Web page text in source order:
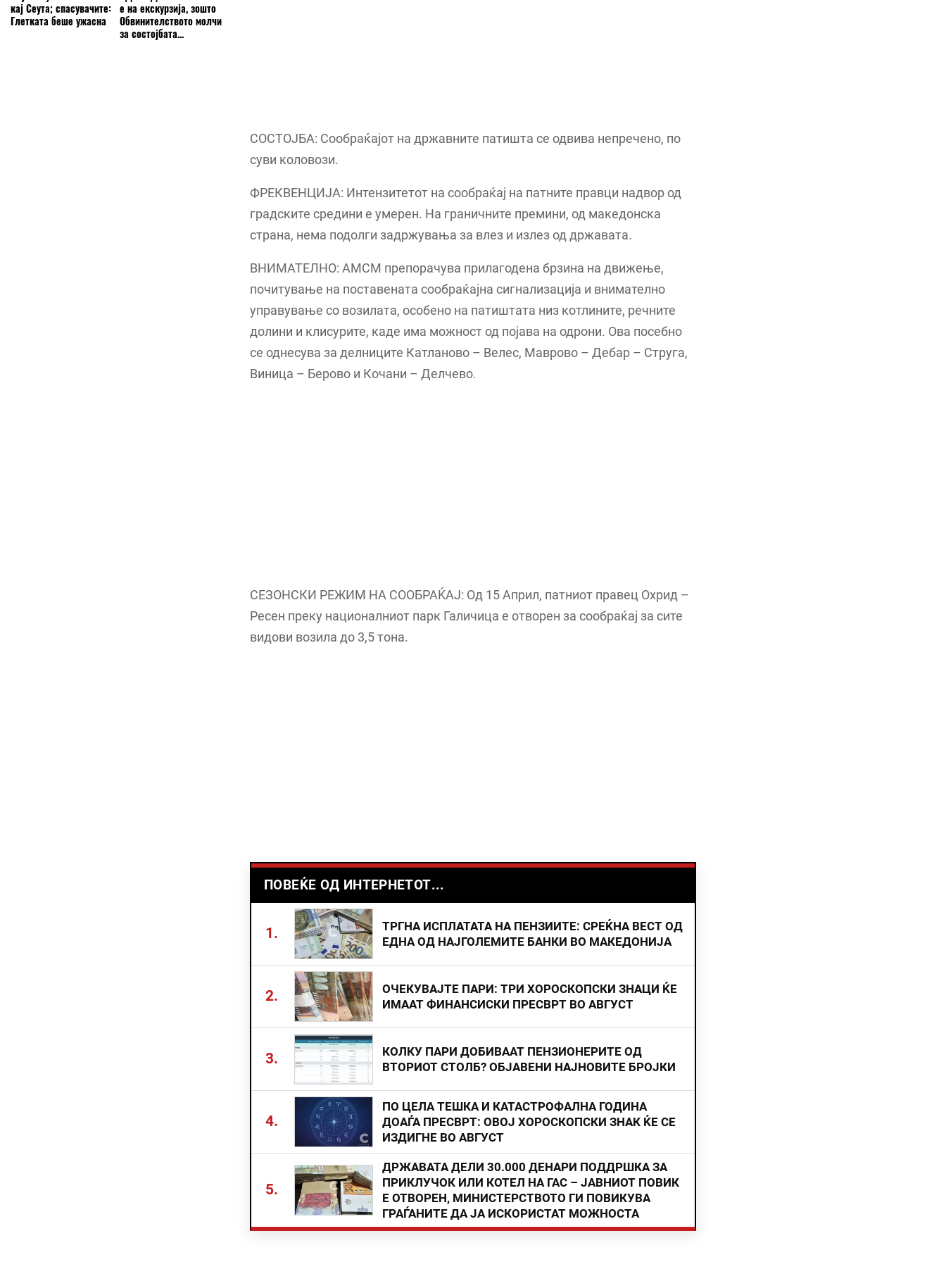
СОСТОЈБА: Сообраќајот на државните патишта се одвива непречено, по
суви коловози.
ФРЕКВЕНЦИЈА: Интензитетот на сообраќај на патните правци надвор од
градските средини е умерен. На граничните премини, од македонска
страна, нема подолги задржувања за влез и излез од државата.
ВНИМАТЕЛНО: АМСМ препорачува прилагодена брзина на движење,
почитување на поставената сообраќајна сигнализација и внимателно
управување со возилата, особено на патиштата низ котлините, речните
долини и клисурите, каде има можност од појава на одрони. Ова посебно
се однесува за делниците Катланово – Велес, Маврово – Дебар – Струга,
Виница – Берово и Кочани – Делчево.
СЕЗОНСКИ РЕЖИМ НА СООБРАЌАЈ: Од 15 Април, патниот правец Охрид –
Ресен преку националниот парк Галичица е отворен за сообраќај за сите
видови возила до 3,5 тона.
ПОВЕЌЕ ОД ИНТЕРНЕТОТ...
1.
ТРГНА ИСПЛАТАТА НА ПЕНЗИИТЕ: СРЕЌНА ВЕСТ ОД
ЕДНА ОД НАЈГОЛЕМИТЕ БАНКИ ВО МАКЕДОНИЈА
2.
ОЧЕКУВАЈТЕ ПАРИ: ТРИ ХОРОСКОПСКИ ЗНАЦИ ЌЕ
ИМААТ ФИНАНСИСКИ ПРЕСВРТ ВО АВГУСТ
3.
КОЛКУ ПАРИ ДОБИВААТ ПЕНЗИОНЕРИТЕ ОД
ВТОРИОТ СТОЛБ? ОБЈАВЕНИ НАЈНОВИТЕ БРОЈКИ
4.
ПО ЦЕЛА ТЕШКА И КАТАСТРОФАЛНА ГОДИНА
ДОАЃА ПРЕСВРТ: ОВОЈ ХОРОСКОПСКИ ЗНАК ЌЕ СЕ
ИЗДИГНЕ ВО АВГУСТ
5.
ДРЖАВАТА ДЕЛИ 30.000 ДЕНАРИ ПОДДРШКА ЗА
ПРИКЛУЧОК ИЛИ КОТЕЛ НА ГАС – ЈАВНИОТ ПОВИК
Е ОТВОРЕН, МИНИСТЕРСТВОТО ГИ ПОВИКУВА
ГРАЃАНИТЕ ДА ЈА ИСКОРИСТАТ МОЖНОСТА
кај Сеута; спасувачите:
Глетката беше ужасна
е на екскурзија, зошто
Обвинителството молчи
за состојбата...